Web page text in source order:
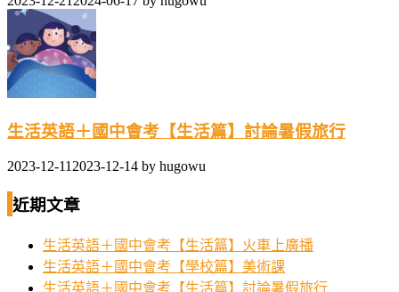
生活英語＋國中會考【生活篇】討論暑假旅行
2023-12-11 2023-12-14 by hugowu
近期文章
生活英語＋國中會考【生活篇】火車上廣播
生活英語＋國中會考【學校篇】美術課
生活英語＋國中會考【生活篇】討論暑假旅行